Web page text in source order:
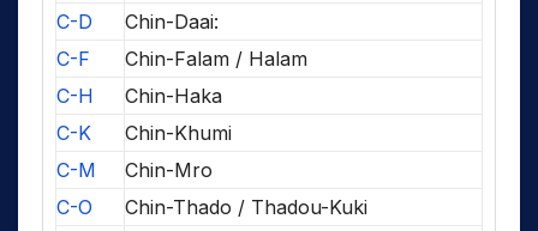
C-D
Chin-Daai:
C-F
Chin-Falam / Halam
C-H
Chin-Haka
C-K
Chin-Khumi
C-M
Chin-Mro
C-O
Chin-Thado / Thadou-Kuki